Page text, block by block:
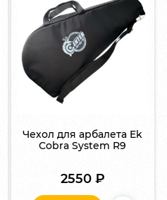
Чехол для арбалета Ek
Cobra System R9
2550 ₽